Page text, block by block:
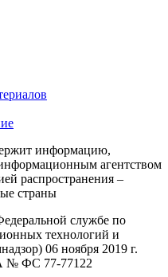
информацию,
агентством
распространения –
страны
службе по
технологий и
06 ноября 2019 г.
№ ФС 77-77122